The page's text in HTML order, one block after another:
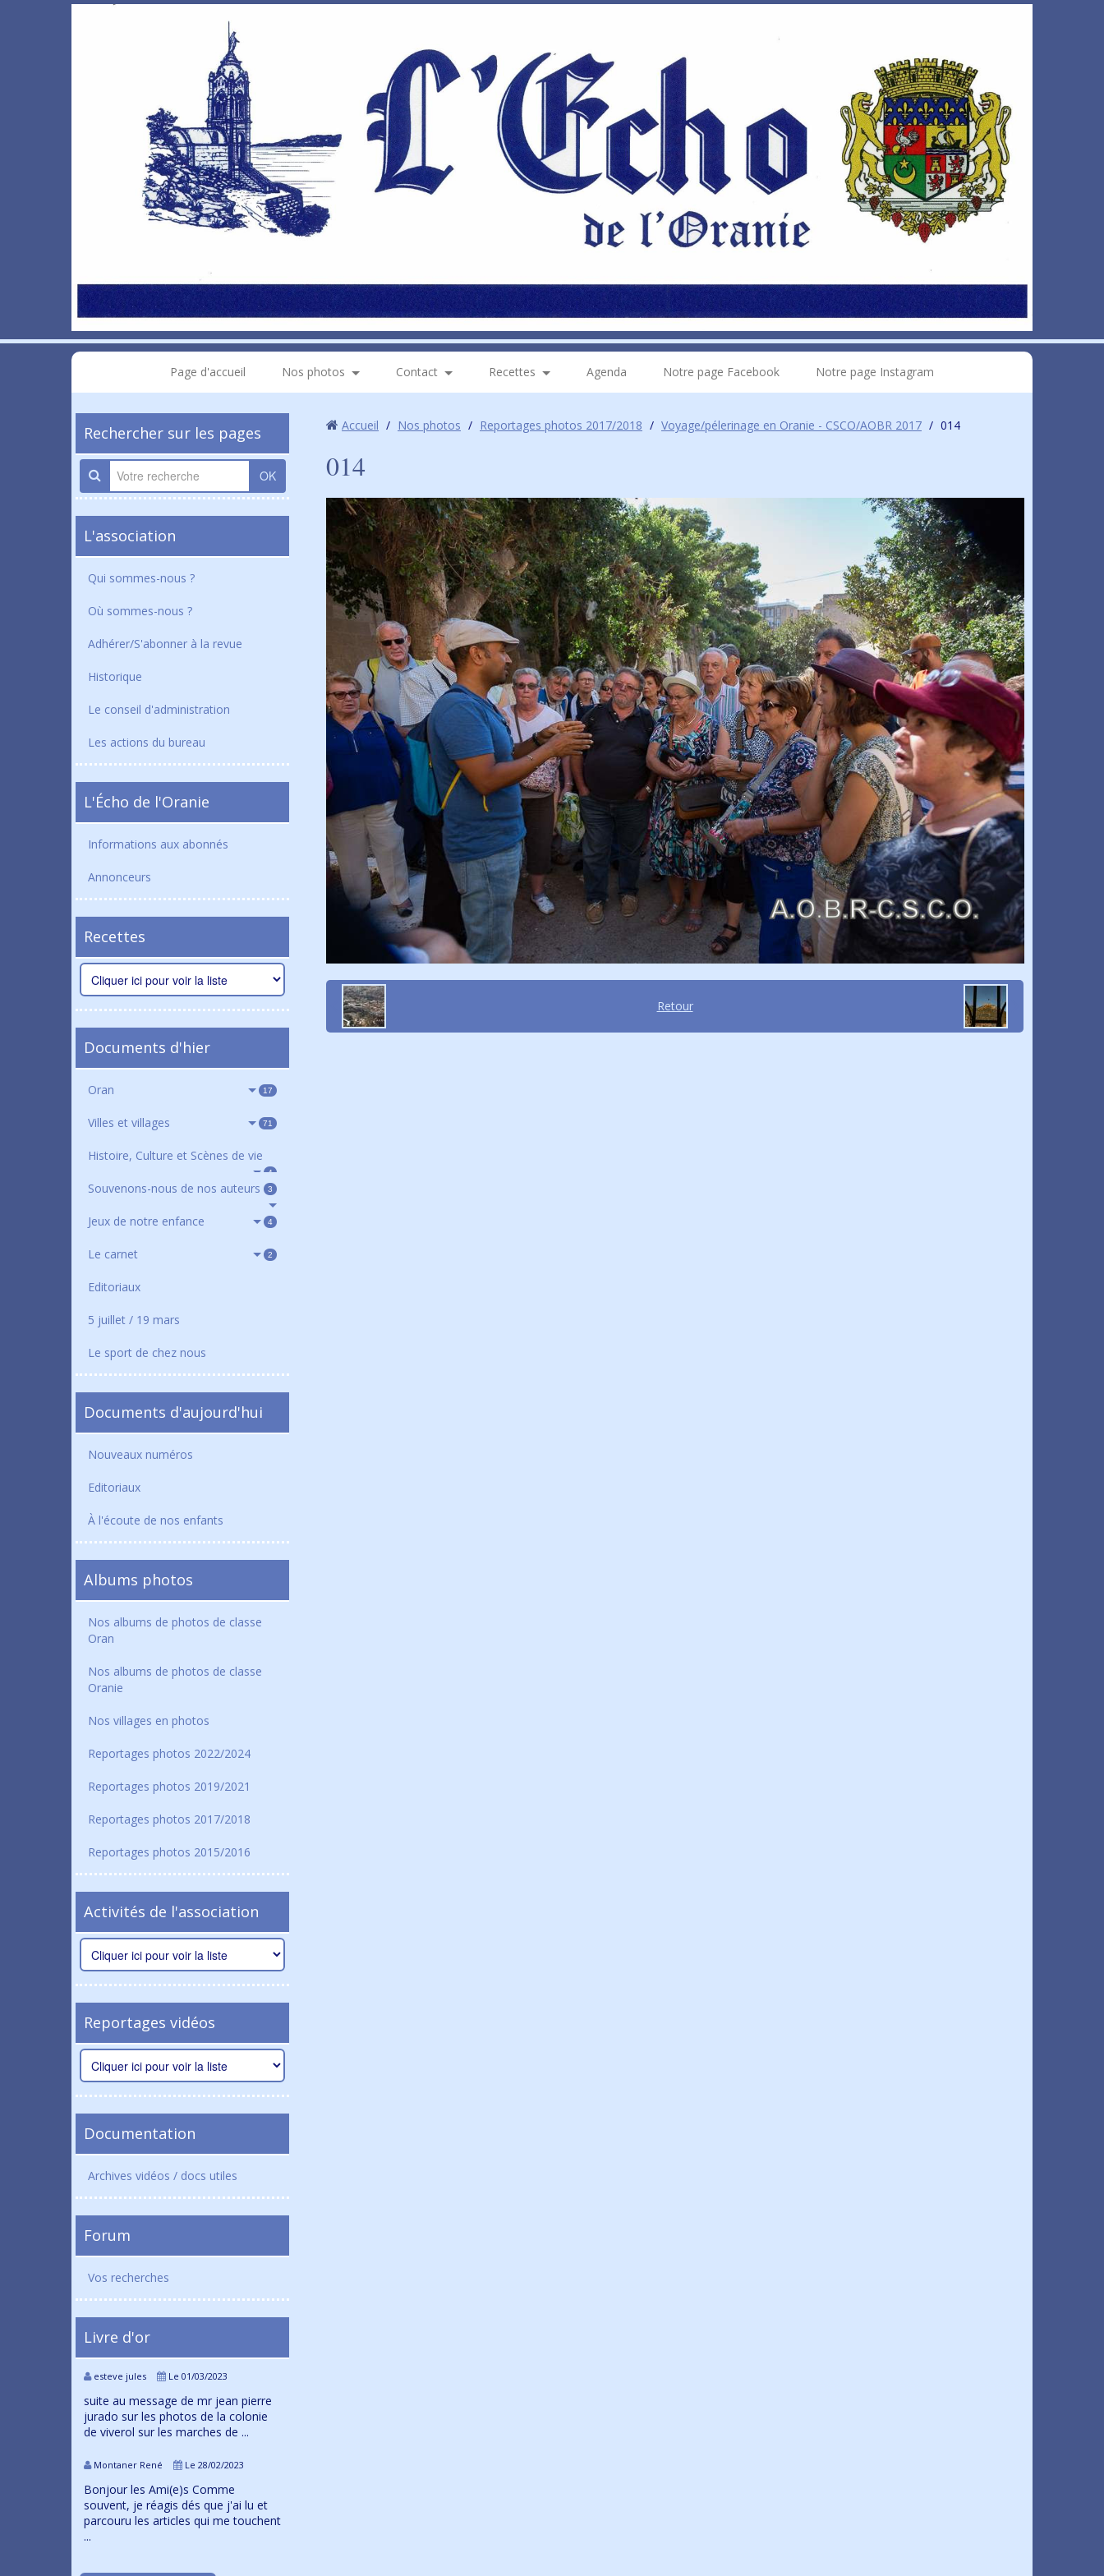
Page d'accueil Nos photos Contact Recettes Agenda Notre page Facebook Notre page Instagram
Rechercher sur les pages
OK
L'association
Qui sommes-nous ?
Où sommes-nous ?
Adhérer/S'abonner à la revue
Historique
Le conseil d'administration
Les actions du bureau
L'Écho de l'Oranie
Informations aux abonnés
Annonceurs
Recettes
Documents d'hier
Oran 17
Villes et villages 71
Histoire, Culture et Scènes de vie
4
Souvenons-nous de nos auteurs 3
Jeux de notre enfance 4
Le carnet 2
Editoriaux
5 juillet / 19 mars
Le sport de chez nous
Documents d'aujourd'hui
Nouveaux numéros
Editoriaux
À l'écoute de nos enfants
Albums photos
Nos albums de photos de classe
Oran
Nos albums de photos de classe
Oranie
Nos villages en photos
Reportages photos 2022/2024
Reportages photos 2019/2021
Reportages photos 2017/2018
Reportages photos 2015/2016
Activités de l'association
Reportages vidéos
Documentation
Archives vidéos / docs utiles
Forum
Vos recherches
Livre d'or
esteve jules Le 01/03/2023
suite au message de mr jean pierre
jurado sur les photos de la colonie
de viverol sur les marches de ...
Montaner René Le 28/02/2023
Bonjour les Ami(e)s Comme
souvent, je réagis dés que j'ai lu et
parcouru les articles qui me touchent
...
Accueil / Nos photos / Reportages photos 2017/2018 / Voyage/pélerinage en Oranie - CSCO/AOBR 2017 / 014
014
Retour